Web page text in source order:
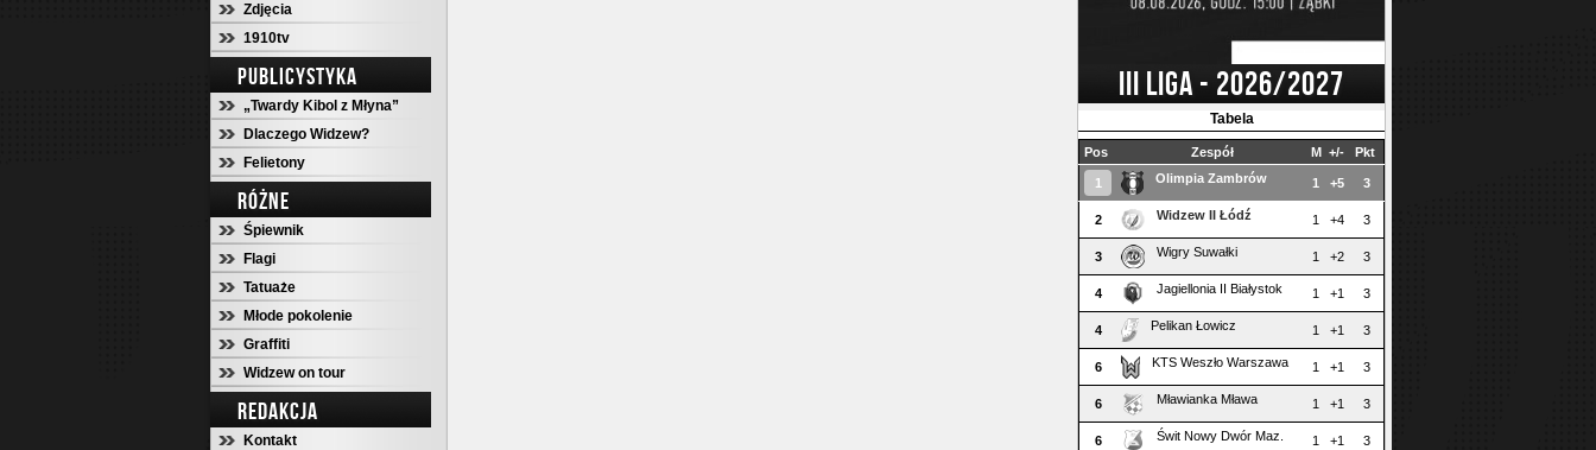
Zdjęcia
1910tv
PUBLICYSTYKA
„Twardy Kibol z Młyna”
Dlaczego Widzew?
Felietony
RÓŻNE
Śpiewnik
Flagi
Tatuaże
Młode pokolenie
Graffiti
Widzew on tour
REDAKCJA
Kontakt
III LIGA - 2026/2027
Tabela
Pos Zespół M +/- Pkt
1 Olimpia Zambrów 1 +5 3
2 Widzew II Łódź 1 +4 3
3 Wigry Suwałki 1 +2 3
4 Jagiellonia II Białystok 1 +1 3
4 Pelikan Łowicz 1 +1 3
6 KTS Weszło Warszawa 1 +1 3
6 Mławianka Mława 1 +1 3
6 Świt Nowy Dwór Maz. 1 +1 3